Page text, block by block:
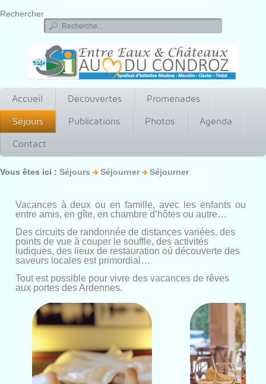
Rechercher
Accueil Découvertes
Promenades
Séjours
Publications Photos
Agenda
Contact
Vous êtes ici : Séjours Séjourner Séjourner
Vacances à deux ou en famille, avec les enfants ou
entre amis, en gîte, en chambre d’hôtes ou autre…
Des circuits de randonnée de distances variées, des
points de vue à couper le souffle, des activités
ludiques, des lieux de restauration où découverte des
saveurs locales est primordial…
Tout est possible pour vivre des vacances de rêves
aux portes des Ardennes.